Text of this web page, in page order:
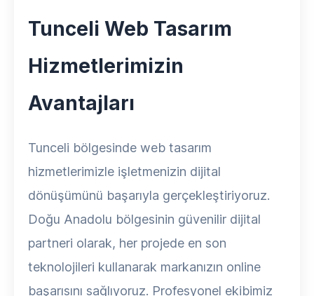
Tunceli Web Tasarım
Hizmetlerimizin
Avantajları
Tunceli bölgesinde web tasarım
hizmetlerimizle işletmenizin dijital
dönüşümünü başarıyla gerçekleştiriyoruz.
Doğu Anadolu bölgesinin güvenilir dijital
partneri olarak, her projede en son
teknolojileri kullanarak markanızın online
başarısını sağlıyoruz. Profesyonel ekibimiz